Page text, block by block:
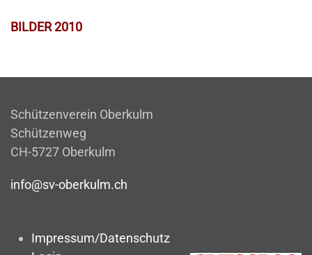
BILDER 2010
Schützenverein Oberkulm
Schützenweg
CH-5727 Oberkulm
info@sv-oberkulm.ch
Impressum/Datenschutz